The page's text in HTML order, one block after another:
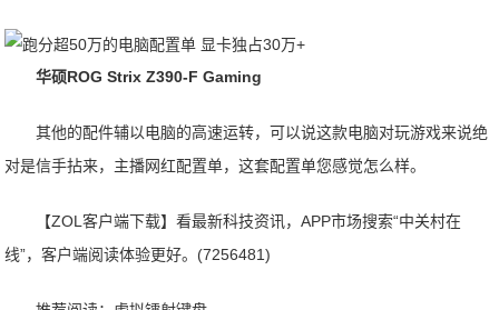
华硕ROG Strix Z390-F Gaming
其他的配件辅以电脑的高速运转，可以说这款电脑对玩游戏来说绝
对是信手拈来，主播网红配置单，这套配置单您感觉怎么样。
【ZOL客户端下载】看最新科技资讯，APP市场搜索“中关村在
线”，客户端阅读体验更好。(7256481)